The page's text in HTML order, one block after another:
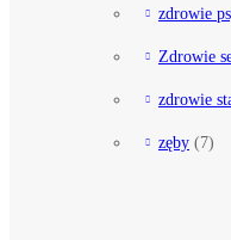
zdrowie
Zdrowie
zdrowie
zęby (7)